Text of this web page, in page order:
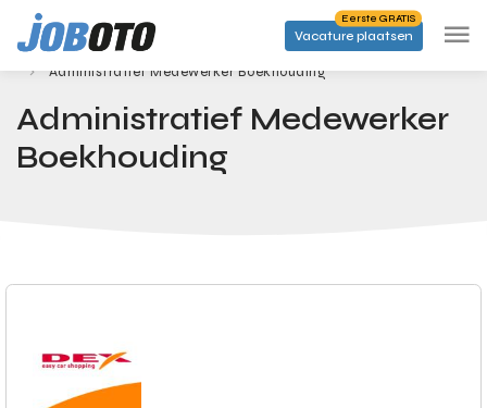
Skip to main content
Vacature plaatsen
Eerste GRATIS
Startpagina
Banen
Administratief Medewerker Boekhouding
Administratief Medewerker
Boekhouding